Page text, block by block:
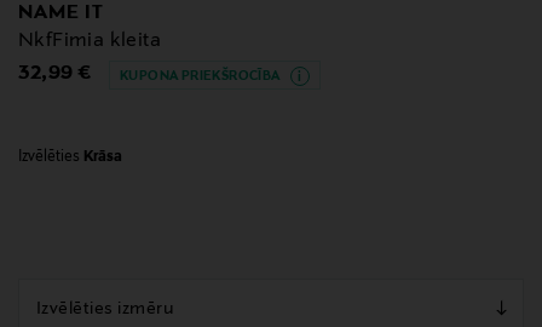
NAME IT
NkfFimia kleita
Original Price
32,99 € KUPONA PRIEKŠROCĪBA
Izvēlēties Krāsa